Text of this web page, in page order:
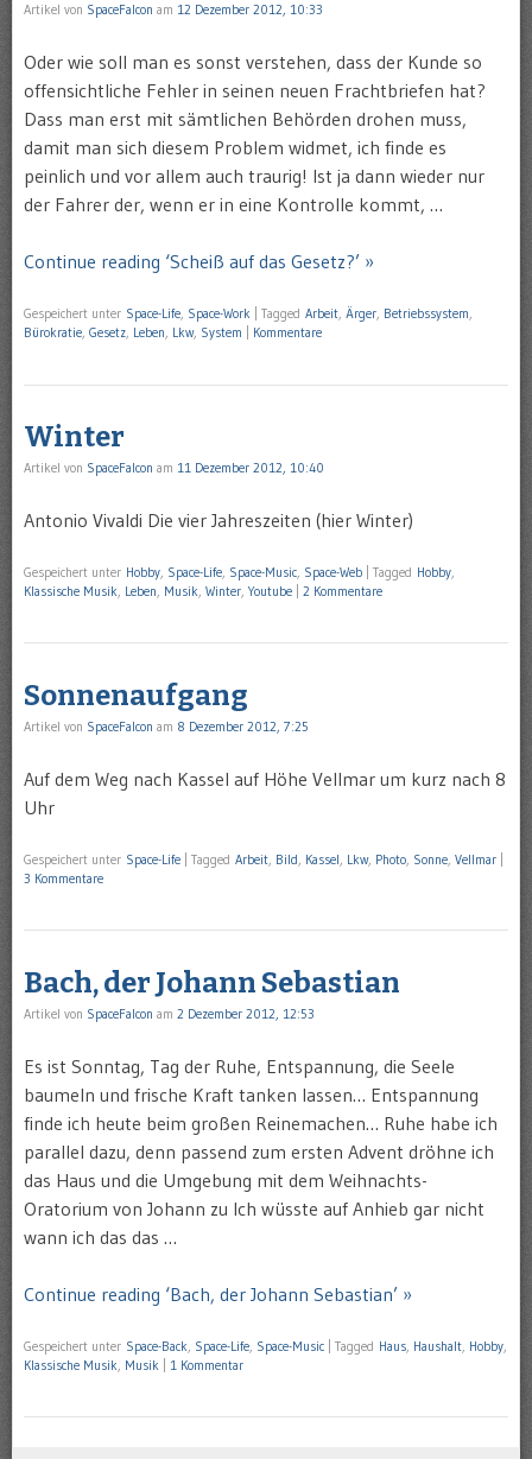
Artikel von SpaceFalcon am 12 Dezember 2012, 10:33
Oder wie soll man es sonst verstehen, dass der Kunde so
offensichtliche Fehler in seinen neuen Frachtbriefen hat?
Dass man erst mit sämtlichen Behörden drohen muss,
damit man sich diesem Problem widmet, ich finde es
peinlich und vor allem auch traurig! Ist ja dann wieder nur
der Fahrer der, wenn er in eine Kontrolle kommt, …
Continue reading ‘Scheiß auf das Gesetz?’ »
Gespeichert unter Space-Life, Space-Work Tagged Arbeit, Ärger, Betriebssystem,
Bürokratie, Gesetz, Leben, Lkw, System Kommentare
Winter
Artikel von SpaceFalcon am 11 Dezember 2012, 10:40
Antonio Vivaldi Die vier Jahreszeiten (hier Winter)
Gespeichert unter Hobby, Space-Life, Space-Music, Space-Web Tagged Hobby,
Klassische Musik, Leben, Musik, Winter,Youtube 2 Kommentare
Sonnenaufgang
Artikel von SpaceFalcon am 8 Dezember 2012, 7:25
Auf dem Weg nach Kassel auf Höhe Vellmar um kurz nach 8
Uhr
Gespeichert unter Space-Life Tagged Arbeit, Bild, Kassel, Lkw, Photo, Sonne, Vellmar
3 Kommentare
Bach, der Johann Sebastian
Artikel von SpaceFalcon am 2 Dezember 2012, 12:53
Es ist Sonntag, Tag der Ruhe, Entspannung, die Seele
baumeln und frische Kraft tanken lassen… Entspannung
finde ich heute beim großen Reinemachen… Ruhe habe ich
parallel dazu, denn passend zum ersten Advent dröhne ich
das Haus und die Umgebung mit dem Weihnachts-
Oratorium von Johann zu Ich wüsste auf Anhieb gar nicht
wann ich das das …
Continue reading ‘Bach, der Johann Sebastian’ »
Gespeichert unter Space-Back Space-Life Space-Music Tagged Haus Haushalt Hobby
Klassische Musik Musik 1 Kommentar